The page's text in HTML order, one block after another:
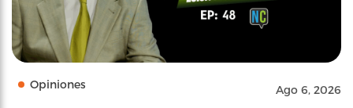
Opiniones Ago 6, 2026